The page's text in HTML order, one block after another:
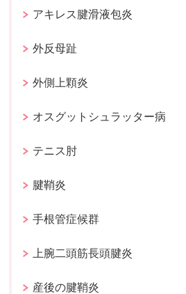
アキレス腱滑液包炎
外反母趾
外側上顆炎
オスグットシュラッター病
テニス肘
腱鞘炎
手根管症候群
上腕二頭筋長頭腱炎
産後の腱鞘炎